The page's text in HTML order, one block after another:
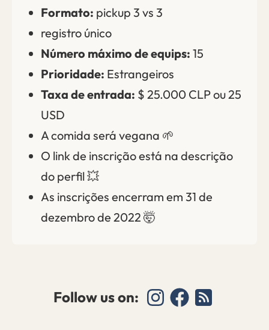
Formato: pickup 3 vs 3
registro único
Número máximo de equips: 15
Prioridade: Estrangeiros
Taxa de entrada: $ 25.000 CLP ou 25
USD
A comida será vegana 🌱
O link de inscrição está na descrição
do perfil 💥
As inscrições encerram em 31 de
dezembro de 2022 🤯
Follow us on: